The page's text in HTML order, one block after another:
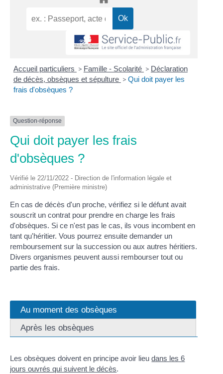
Accueil particuliers > Famille - Scolarité > Déclaration
de décès, obsèques et sépulture > Qui doit payer les
frais d'obsèques ?
Question-réponse
Qui doit payer les frais
d'obsèques ?
Vérifié le 22/11/2022 - Direction de l'information légale et
administrative (Première ministre)
En cas de décès d'un proche, vérifiez si le défunt avait
souscrit un contrat pour prendre en charge les frais
d'obsèques. Si ce n'est pas le cas, ils vous incombent en
tant qu'héritier. Vous pourrez ensuite demander un
remboursement sur la succession ou aux autres héritiers.
Divers organismes peuvent aussi rembourser tout ou
partie des frais.
Au moment des obsèques
Après les obsèques
Les obsèques doivent en principe avoir lieudans les 6
jours ouvrés qui suivent le décès.